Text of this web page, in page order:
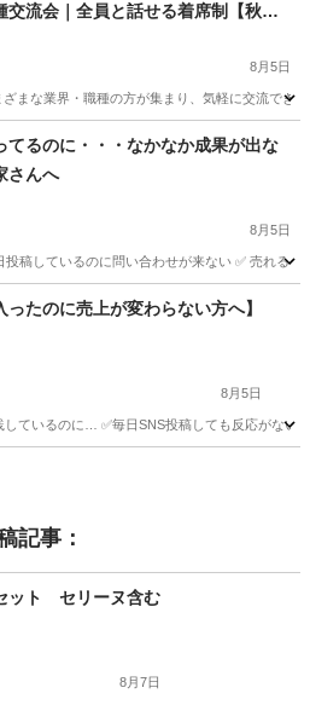
交流会｜全員と話せる着席制【秋葉
行可
8月5日
まな業界・職種の方が集まり、気軽に交流でき
セミナー 名刺交換
てるのに・・・なかなか成果が出な
さんへ
8月5日
投稿しているのに問い合わせが来ない ✅ 売れる
起業家
ったのに売上が変わらない方へ】
8月5日
ているのに… ✅毎日SNS投稿しても反応がない
記事：
ット セリーヌ含む
8月7日